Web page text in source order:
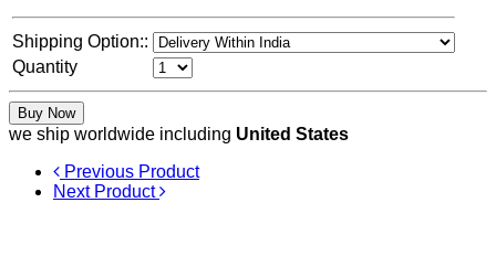
Shipping Option::
Quantity
Buy Now
we ship worldwide including United States
Previous Product
Next Product